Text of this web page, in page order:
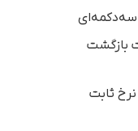
سه‌دکمه‌ای
بازگشت
ثابت